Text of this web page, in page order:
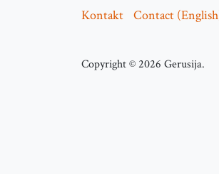
Kontakt Contact
Copyright © 2026 Gerusija.